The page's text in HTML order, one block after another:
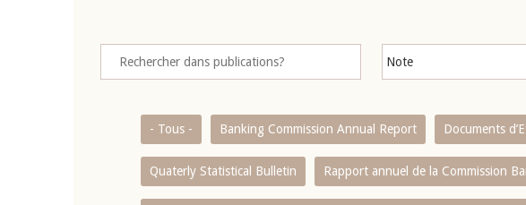
- Tous - Banking Commission Annual Report Documents
Quaterly Statistical Bulletin Rapport annuel de la Commission